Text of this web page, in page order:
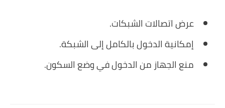
عرض اتصالات الشبكات.
إمكانية الدخول بالكامل إلى الشبكة.
منع الجهاز من الدخول في وضع السكون.